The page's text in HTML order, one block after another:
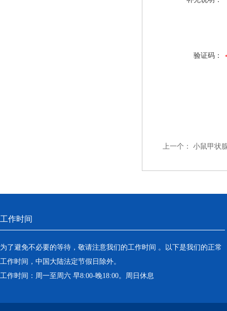
验证码：
上一个： 小鼠甲状
工作时间
为了避免不必要的等待，敬请注意我们的工作时间 。以下是我们的正常
工作时间，中国大陆法定节假日除外。
工作时间：周一至周六 早8:00-晚18:00。周日休息